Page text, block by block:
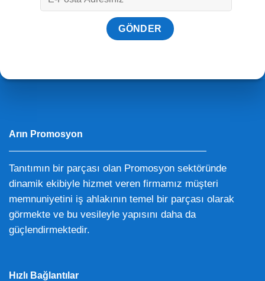
Arın Promosyon
Tanıtımın bir parçası olan Promosyon sektöründe
dinamik ekibiyle hizmet veren firmamız müşteri
memnuniyetini iş ahlakının temel bir parçası olarak
görmekte ve bu vesileyle yapısını daha da
güçlendirmektedir.
Hızlı Bağlantılar